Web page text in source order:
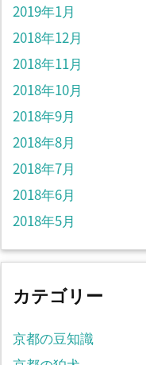
2019年1月
2018年12月
2018年11月
2018年10月
2018年9月
2018年8月
2018年7月
2018年6月
2018年5月
カテゴリー
京都の豆知識